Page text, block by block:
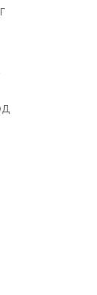
Режим
и
без
©